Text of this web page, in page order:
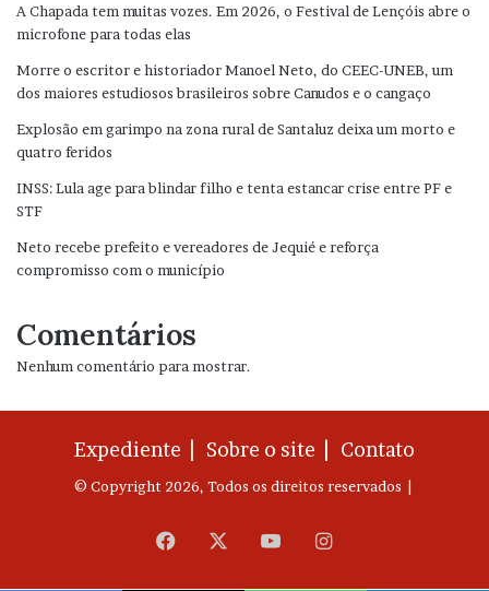
A Chapada tem muitas vozes. Em 2026, o Festival de Lençóis abre o
microfone para todas elas
Morre o escritor e historiador Manoel Neto, do CEEC-UNEB, um
dos maiores estudiosos brasileiros sobre Canudos e o cangaço
Explosão em garimpo na zona rural de Santaluz deixa um morto e
quatro feridos
INSS: Lula age para blindar filho e tenta estancar crise entre PF e
STF
Neto recebe prefeito e vereadores de Jequié e reforça
compromisso com o município
Comentários
Nenhum comentário para mostrar.
Expediente | Sobre o site | Contato
© Copyright 2026, Todos os direitos reservados |
Facebook YouTubeInstagram